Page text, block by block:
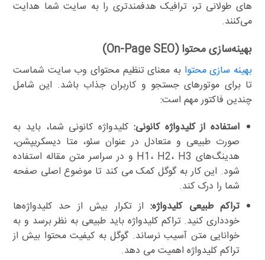
های طولانی تر، ترافیک هدفمندتری را به سایت شما هدایت
می‌کنند.
بهینه‌سازی محتوا (On-Page SEO)
بهینه سازی محتوا به معنای تنظیم محتوای وب سایت شماست
تا برای موتورهای جستجو و کاربران جذاب باشد. این شامل
چندین فاکتور مهم است:
استفاده از کلیدواژه کانونی: کلیدواژه کانونی شما، باید به
صورت طبیعی و متعادل در عنوان سئو، متا دیسکریپشن،
هدینگ‌های H1، H2، H3 و در سراسر متن مقاله استفاده
شود. این کار به گوگل کمک می کند تا موضوع اصلی صفحه
شما را درک کند.
تراکم طبیعی کلیدواژه:از تکرار بیش از حد کلیدواژه‌ها
خودداری کنید. تراکم کلیدواژه باید طبیعی به نظر برسد و به
خوانایی متن آسیب نرساند. گوگل به کیفیت محتوا بیش از
تراکم کلیدواژه اهمیت می دهد.